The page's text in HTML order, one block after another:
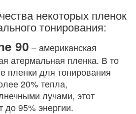
некоторых пленок
тонирования:
90 – американская
атермальная пленка. В то
пленки для тонирования
20% тепла,
лучами, этот
до 95% энергии.